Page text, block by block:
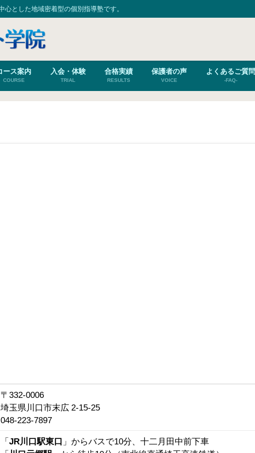
とした地域密着型の個別指導塾です。
ース案内
COURSE
入会・体験
TRIAL
合格実績
RESULTS
保護者の声
VOICE
よくあるご質問
-FAQ-
〒332-0006
埼玉県川口市末広 2-15-25
048-223-7897
「 JR川口駅東口 」からバスで10分、十二月田中前下車